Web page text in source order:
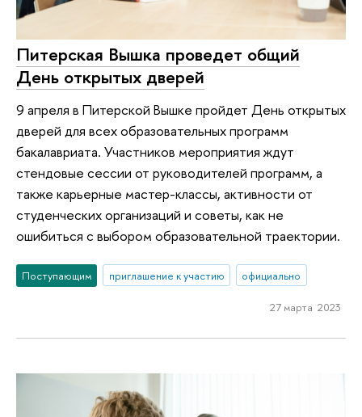
Питерская Вышка проведет общий
День открытых дверей
9 апреля в Питерской Вышке пройдет День открытых
дверей для всех образовательных программ
бакалавриата. Участников мероприятия ждут
стендовые сессии от руководителей программ, а
также карьерные мастер-классы, активности от
студенческих организаций и советы, как не
ошибиться с выбором образовательной траектории.
Поступающим приглашение к участию официально
27 марта 2023